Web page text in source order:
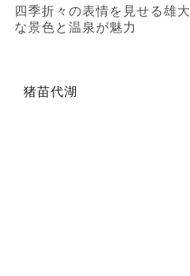
四季折々の表情を見せる雄大
な景色と温泉が魅力
猪苗代湖